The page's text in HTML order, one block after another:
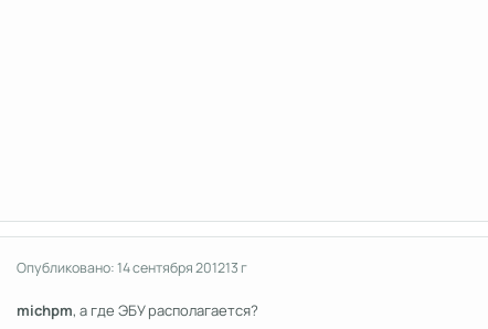
Опубликовано:14 сентября 201213 г
michpm, а где ЭБУ располагается?